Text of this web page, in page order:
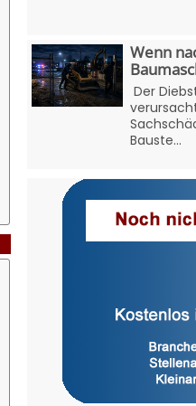
Wenn
Der
Bauste...